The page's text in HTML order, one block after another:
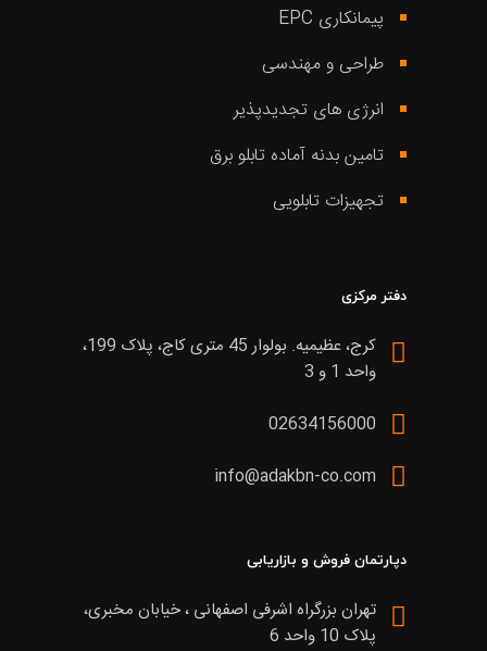
پیمانکاری EPC
طراحی و مهندسی
انرژی های تجدیدپذیر
تامین بدنه آماده تابلو برق
تجهیزات تابلویی
دفتر مرکزی
کرج، عظیمیه. بولوار 45 متری کاج، پلاک 199،
واحد 1 و 3
02634156000
info@adakbn-co.com
دپارتمان فروش و بازاریابی
تهران بزرگراه اشرفی اصفهانی ، خیابان مخبری،
پلاک 10 واحد 6